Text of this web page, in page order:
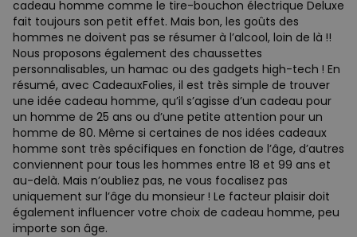
cadeau homme comme le tire-bouchon électrique Deluxe
fait toujours son petit effet. Mais bon, les goûts des
hommes ne doivent pas se résumer à l’alcool, loin de là !!
Nous proposons également des chaussettes
personnalisables, un hamac ou des gadgets high-tech ! En
résumé, avec CadeauxFolies, il est très simple de trouver
une idée cadeau homme, qu’il s’agisse d’un cadeau pour
un homme de 25 ans ou d’une petite attention pour un
homme de 80. Même si certaines de nos idées cadeaux
homme sont très spécifiques en fonction de l’âge, d’autres
conviennent pour tous les hommes entre 18 et 99 ans et
au-delà. Mais n’oubliez pas, ne vous focalisez pas
uniquement sur l’âge du monsieur ! Le facteur plaisir doit
également influencer votre choix de cadeau homme, peu
importe son âge.